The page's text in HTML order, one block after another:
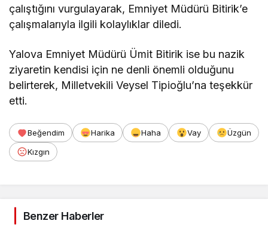
çalıştığını vurgulayarak, Emniyet Müdürü Bitirik’e
çalışmalarıyla ilgili kolaylıklar diledi.
Yalova Emniyet Müdürü Ümit Bitirik ise bu nazik
ziyaretin kendisi için ne denli önemli olduğunu
belirterek, Milletvekili Veysel Tipioğlu’na teşekkür
etti.
Beğendim Harika Haha Vay
Üzgün
Kızgın
Benzer Haberler